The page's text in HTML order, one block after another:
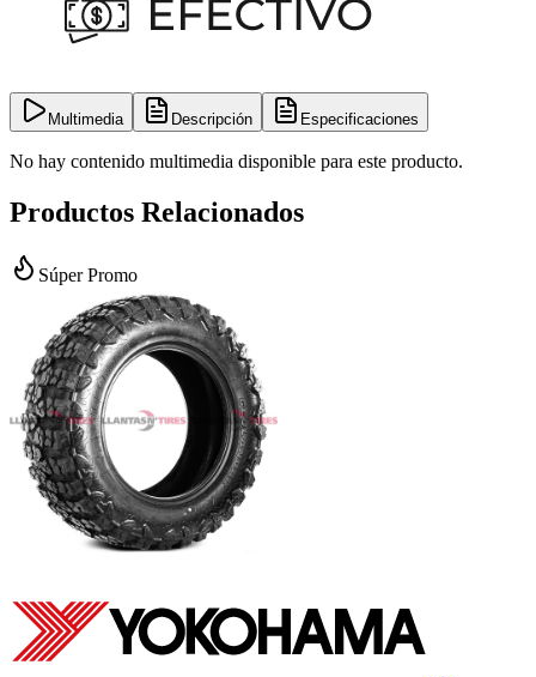
Multimedia Descripción Especificaciones
No hay contenido multimedia disponible para este producto.
Productos Relacionados
Súper Promo